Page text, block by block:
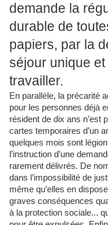
demande la
durable de
papiers, par la
séjour unique
travailler.
En parallèle, la précarité
pour les personnes déjà
résident de dix ans n’est
cartes temporaires d’un
quelques mois sont
l’instruction d’une
rarement délivrés. De
dans l’impossibilité de
même qu’elles en
graves conséquences
à la protection sociale...